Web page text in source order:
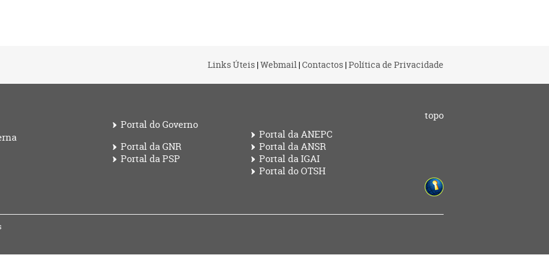
Links Úteis |Webmail |Contactos |Política de Privacidade
Portal do Governo
Portal da GNR
Portal da PSP
Portal da ANEPC
Portal da ANSR
Portal da IGAI
Portal do OTSH
topo